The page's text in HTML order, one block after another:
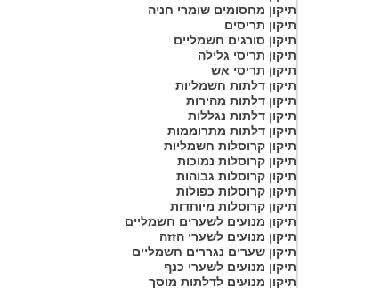
תיקון מחסומים שומרי חניה
תיקון תריסים
תיקון סורגים חשמליים
תיקון תריסי גלילה
תיקון תריסי אש
תיקון דלתות חשמליות
תיקון דלתות מהירות
תיקון דלתות נגללות
תיקון דלתות מתרוממות
תיקון קרוסלות חשמליות
תיקון קרוסלות נמוכות
תיקון קרוסלות גבוהות
תיקון קרוסלות כפולות
תיקון קרוסלות מיוחדות
תיקון מנועים לשערים חשמליים
תיקון מנועים לשערי הזזה
תיקון שערים נגררים חשמליים
תיקון מנועים לשערי כנף
תיקון מנועים לדלתות מוסך